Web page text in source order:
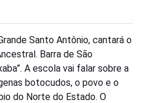
Santo Antônio, cantará o
Barra de São
A escola vai falar sobre a
botocudos, o povo e o
do Norte do Estado. O